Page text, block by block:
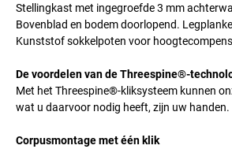
Stellingkast met ingegroefde 3 mm
Bovenblad en bodem doorlopend.
Kunststof sokkelpoten voor
De voordelen van de Threespine®-
Met het Threespine®-kliksysteem kunnen
wat u daarvoor nodig heeft, zijn uw handen.
Corpusmontage met één klik